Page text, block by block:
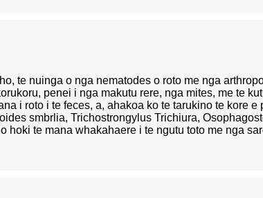
te nuinga o nga nematodes o roto me nga
penei i nga makutu rere, nga mites, me te
i roto i te feces, a, ahakoa ko te tarukino te kore
smbrlia, Trichostrongylus Trichiura,
te mana whakahaere i te ngutu toto me nga